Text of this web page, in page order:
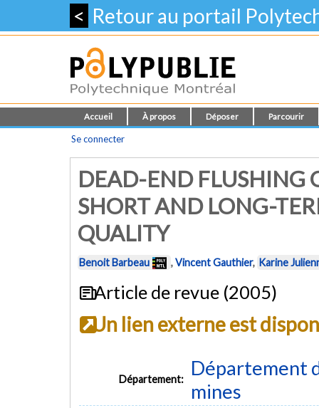
< Retour au portail
Accueil À propos Déposer Parcourir
Se connecter
DEAD-END FLUSHING
SHORT AND LONG-
QUALITY
Benoit Barbeau ,Vincent Gauthier, Karine
Article de revue (2005)
Un lien externe est
Département:
Département
mines